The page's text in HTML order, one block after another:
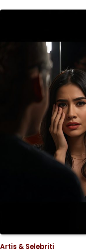
Artis & Selebriti